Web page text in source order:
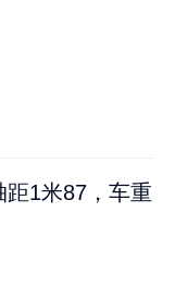
1米87，车重